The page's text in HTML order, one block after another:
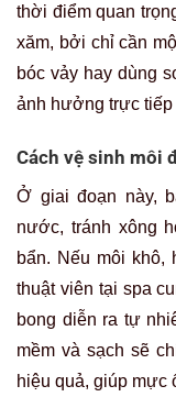
thời điểm quan
xăm, bởi chỉ cần
bóc vảy hay dùng
ảnh hưởng trực tiếp
Cách vệ sinh môi
Ở giai đoạn này,
nước, tránh xông
bẩn. Nếu môi khô,
thuật viên tại spa
bong diễn ra tự
mềm và sạch sẽ
hiệu quả, giúp mực